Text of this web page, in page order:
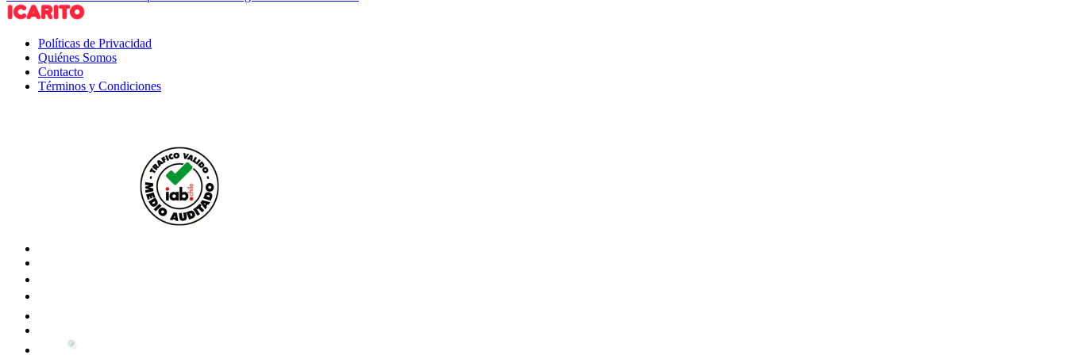
Políticas de Privacidad
Quiénes Somos
Contacto
Términos y Condiciones